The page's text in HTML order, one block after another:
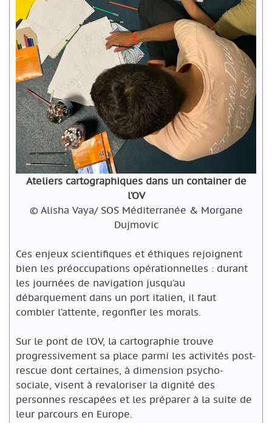
Ateliers cartographiques dans un container de
l’OV
© Alisha Vaya/ SOS Méditerranée & Morgane
Dujmovic
Ces enjeux scientifiques et éthiques rejoignent
bien les préoccupations opérationnelles : durant
les journées de navigation jusqu’au
débarquement dans un port italien, il faut
combler l’attente, regonfler les morals.
Sur le pont de l’OV, la cartographie trouve
progressivement sa place parmi les activités post-
rescue dont certaines, à dimension psycho-
sociale, visent à revaloriser la dignité des
personnes rescapées et les préparer à la suite de
leur parcours en Europe.